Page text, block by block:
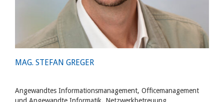
MAG. STEFAN GREGER
Angewandtes Informationsmanagement, Officemanagement
und Angewandte Informatik, Netzwerkbetreuung